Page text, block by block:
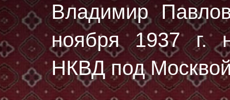
Владимир
ноября 1937 г.
НКВД под